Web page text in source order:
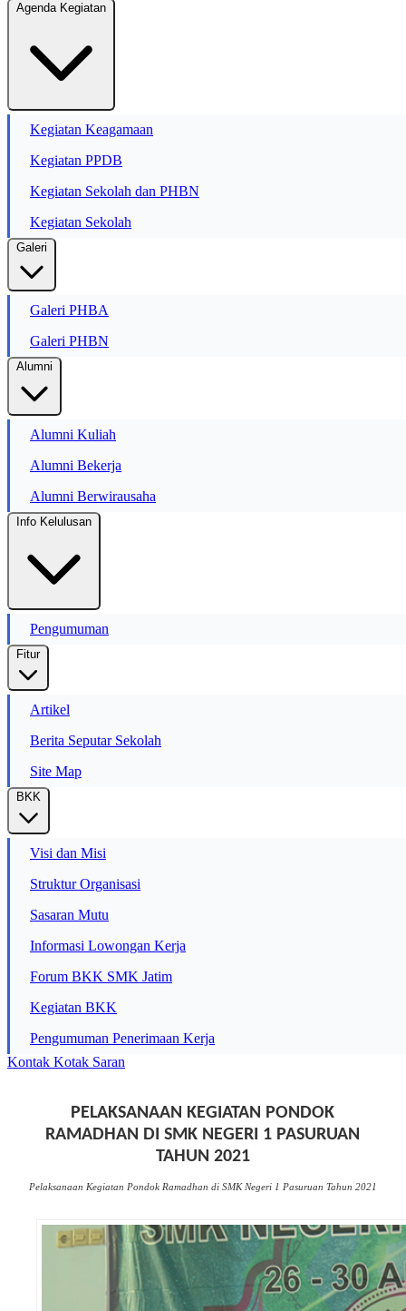
Agenda Kegiatan
Kegiatan Keagamaan
Kegiatan PPDB
Kegiatan Sekolah dan PHBN
Kegiatan Sekolah
Galeri
Galeri PHBA
Galeri PHBN
Alumni
Alumni Kuliah
Alumni Bekerja
Alumni Berwirausaha
Info Kelulusan
Pengumuman
Fitur
Artikel
Berita Seputar Sekolah
Site Map
BKK
Visi dan Misi
Struktur Organisasi
Sasaran Mutu
Informasi Lowongan Kerja
Forum BKK SMK Jatim
Kegiatan BKK
Pengumuman Penerimaan Kerja
Kontak Kotak Saran
PELAKSANAAN KEGIATAN PONDOK
RAMADHAN DI SMK NEGERI 1 PASURUAN
TAHUN 2021
Pelaksanaan Kegiatan Pondok Ramadhan di SMK Negeri 1 Pasuruan Tahun 2021